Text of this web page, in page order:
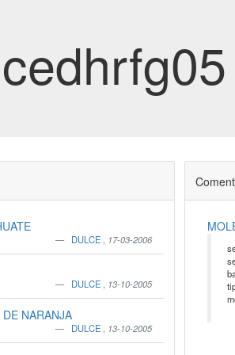
DULCE 17-03-2006
DULCE 13-10-2005
NARANJA
DULCE 13-10-2005